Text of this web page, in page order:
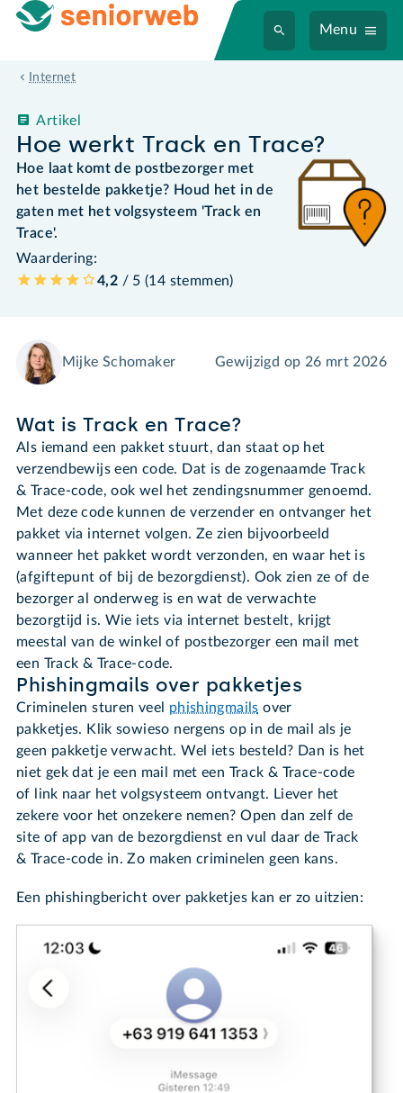
Menu
Internet
Hoe werkt Track en Trace?
Artikel
Hoe laat komt de postbezorger met
het bestelde pakketje? Houd het in de
gaten met het volgsysteem 'Track en
Trace'.
Waardering:
4,2 / 5 (14 stemmen)
Mijke Schomaker Gewijzigd op 26 mrt 2026
Wat is Track en Trace?
Als iemand een pakket stuurt, dan staat op het
verzendbewijs een code. Dat is de zogenaamde Track
& Trace-code, ook wel het zendingsnummer genoemd.
Met deze code kunnen de verzender en ontvanger het
pakket via internet volgen. Ze zien bijvoorbeeld
wanneer het pakket wordt verzonden, en waar het is
(afgiftepunt of bij de bezorgdienst). Ook zien ze of de
bezorger al onderweg is en wat de verwachte
bezorgtijd is. Wie iets via internet bestelt, krijgt
meestal van de winkel of postbezorger een mail met
een Track & Trace-code.
Phishingmails over pakketjes
Criminelen sturen veel phishingmails over
pakketjes. Klik sowieso nergens op in de mail als je
geen pakketje verwacht. Wel iets besteld? Dan is het
niet gek dat je een mail met een Track & Trace-code
of link naar het volgsysteem ontvangt. Liever het
zekere voor het onzekere nemen? Open dan zelf de
site of app van de bezorgdienst en vul daar de Track
& Trace-code in. Zo maken criminelen geen kans.
Een phishingbericht over pakketjes kan er zo uitzien: